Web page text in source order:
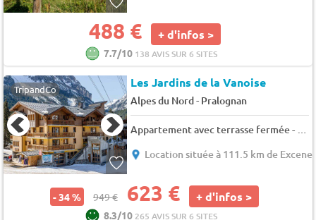
488 € + d'infos >
7.7/10 138 AVIS SUR 6 SITES
TripandCo Les Jardins de la Vanoise
Alpes du Nord- Pralognan
Appartement avec terrasse fermée - Terrasse - TV - 9 pers. - 58m2 - Animaux admis
Location située à 111.5 km de
- 34 % 949 € 623 € + d'infos >
8.3/10 265 AVIS SUR 6 SITES